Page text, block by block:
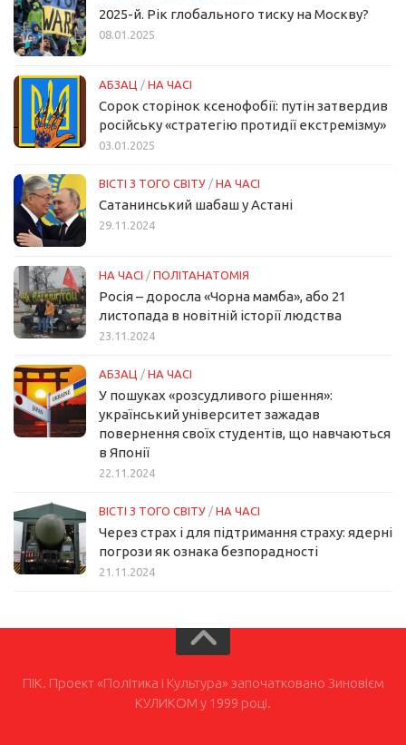
2025-й. Рік глобального тиску на Москву?
08.01.2025
АБЗАЦ / НА ЧАСІ
Сорок сторінок ксенофобії: путін затвердив
російську «стратегію протидії екстремізму»
03.01.2025
ВІСТІ З ТОГО СВІТУ / НА ЧАСІ
Сатанинський шабаш у Астані
29.11.2024
НА ЧАСІ / ПОЛІТАНАТОМІЯ
Росія – доросла «Чорна мамба», або 21
листопада в новітній історії людства
23.11.2024
АБЗАЦ / НА ЧАСІ
У пошуках «розсудливого рішення»:
український університет зажадав
повернення своїх студентів, що навчаються
в Японії
22.11.2024
ВІСТІ З ТОГО СВІТУ / НА ЧАСІ
Через страх і для підтримання страху: ядерні
погрози як ознака безпорадності
21.11.2024
ПІК. Проект «Політика і Культура» започатковано Зиновієм
КУЛИКОМ у 1999 році.